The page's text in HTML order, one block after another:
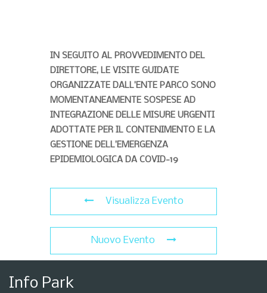
IN SEGUITO AL PROVVEDIMENTO DEL
DIRETTORE, LE VISITE GUIDATE
ORGANIZZATE DALL’ENTE PARCO SONO
MOMENTANEAMENTE SOSPESE AD
INTEGRAZIONE DELLE MISURE URGENTI
ADOTTATE PER IL CONTENIMENTO E LA
GESTIONE DELL’EMERGENZA
EPIDEMIOLOGICA DA COVID-19
Visualizza Evento
Nuovo Evento
Info Park